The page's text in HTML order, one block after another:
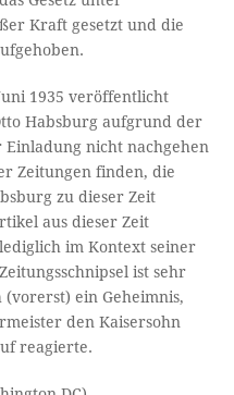
Kraft gesetzt und die
1935 veröffentlicht
Habsburg aufgrund der
nicht nachgehen
Zeitungen finden, die
zu dieser Zeit
aus dieser Zeit
im Kontext seiner
ist sehr
ein Geheimnis,
den Kaisersohn
reagierte.